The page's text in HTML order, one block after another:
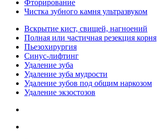
Фторирование
Чистка зубного камня ультразвуком
Вскрытие кист, свищей, нагноений
Полная или частичная резекция корня
Пьезохирургия
Синус-лифтинг
Удаление зуба
Удаление зуба мудрости
Удаление зубов под общим наркозом
Удаление экзостозов